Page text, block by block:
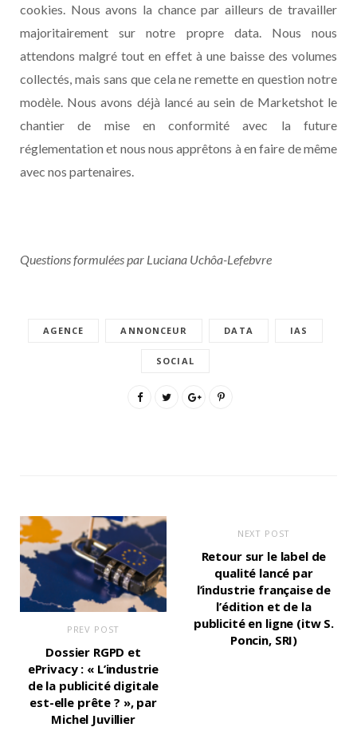
cookies. Nous avons la chance par ailleurs de travailler
majoritairement sur notre propre data. Nous nous
attendons malgré tout en effet à une baisse des volumes
collectés, mais sans que cela ne remette en question notre
modèle. Nous avons déjà lancé au sein de Marketshot le
chantier de mise en conformité avec la future
réglementation et nous nous apprêtons à en faire de même
avec nos partenaires.
Questions formulées par Luciana Uchôa-Lefebvre
AGENCE ANNONCEUR DATA IAS
SOCIAL
PREV POST
Dossier RGPD et
ePrivacy : « L’industrie
de la publicité digitale
est-elle prête ? », par
Michel Juvillier
NEXT POST
Retour sur le label de
qualité lancé par
l’industrie française de
l’édition et de la
publicité en ligne (itw S.
Poncin, SRI)